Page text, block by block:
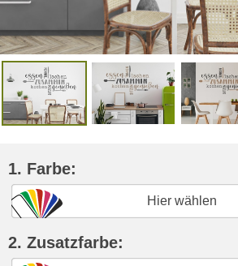
1. Farbe:
Hier wählen
2. Zusatzfarbe: